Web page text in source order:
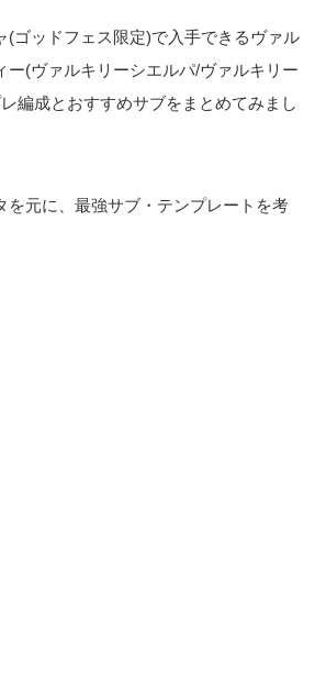
(ゴッドフェス限定)で入手できるヴァル
ー(ヴァルキリーシエルパ/ヴァルキリー
編成とおすすめサブをまとめてみまし
を元に、最強サブ・テンプレートを考